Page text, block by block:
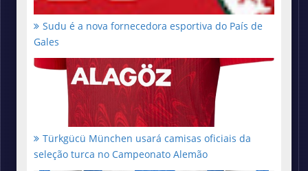
Sudu é a nova fornecedora esportiva do País de
Gales
Türkgücü München usará camisas oficiais da
seleção turca no Campeonato Alemão